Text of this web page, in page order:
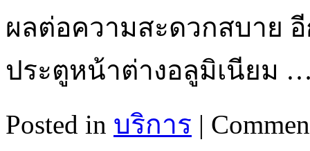
ผลต่อความสะดวกสบาย
ประตูหน้าต่างอลูมิเนียม
Posted in บริการ |